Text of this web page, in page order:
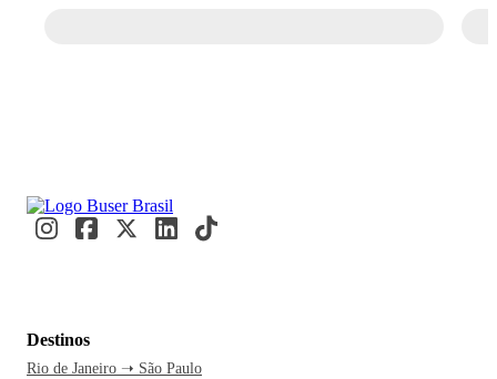
Destinos
Rio de Janeiro ➝ São Paulo